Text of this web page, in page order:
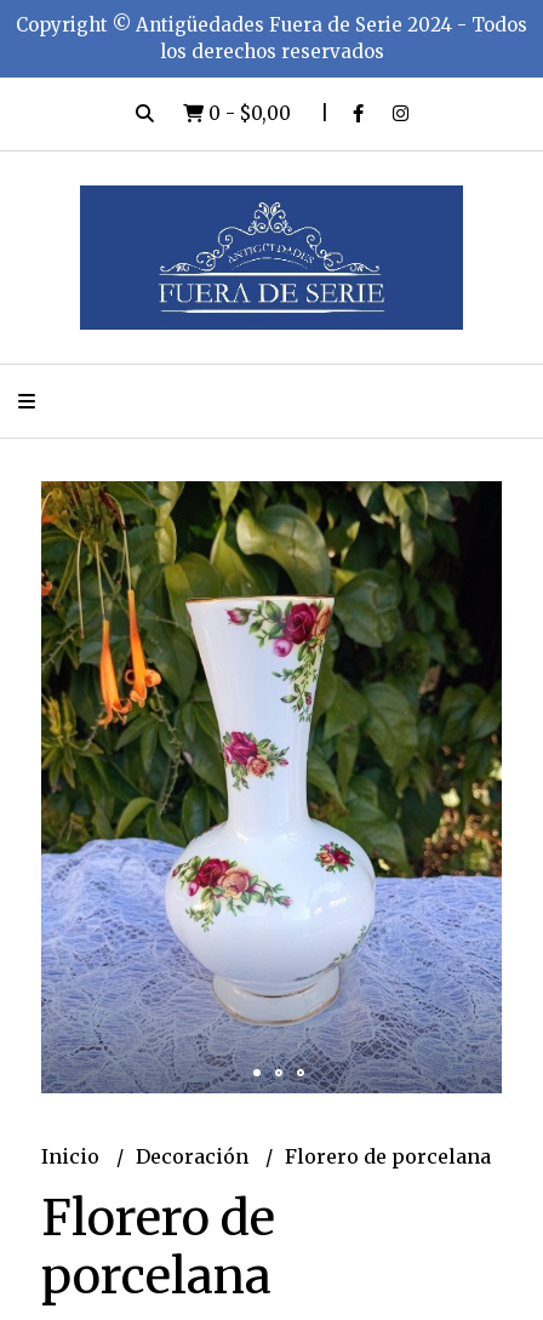
Copyright ©️ Antigüedades Fuera de Serie 2024 - Todos
los derechos reservados
0 - $0,00
Inicio Decoración Florero de porcelana
Florero de
porcelana